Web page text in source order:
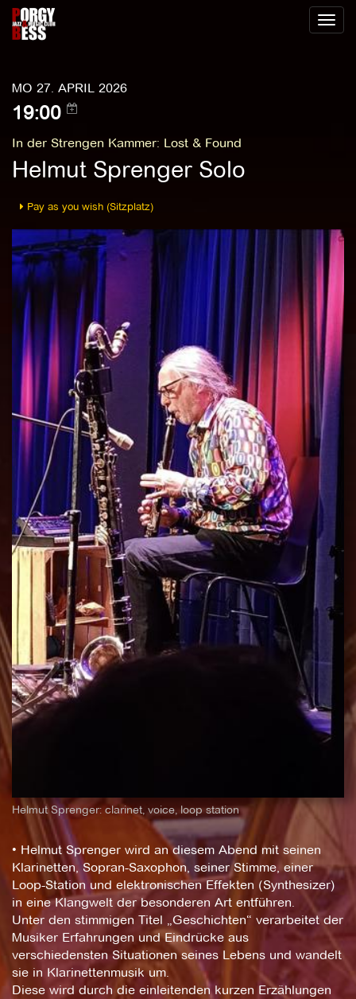
Toggle
MO 27. APRIL 2026
19:00
In der Strengen Kammer: Lost & Found
Helmut Sprenger Solo
Pay as you wish (Sitzplatz)
Helmut Sprenger: clarinet, voice, loop station
• Helmut Sprenger wird an diesem Abend mit seinen
Klarinetten, Sopran-Saxophon, seiner Stimme, einer
Loop-Station und elektronischen Effekten (Synthesizer)
in eine Klangwelt der besonderen Art entführen.
Unter den stimmigen Titel „Geschichten“ verarbeitet der
Musiker Erfahrungen und Eindrücke aus
verschiedensten Situationen seines Lebens und wandelt
sie in Klarinettenmusik um.
Diese wird durch die einleitenden kurzen Erzählungen